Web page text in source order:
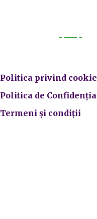
Politica privind
Politica de
Termeni și condiții